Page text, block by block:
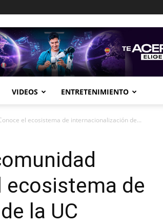
VIDEOS ENTRETENIMIENTO
el ecosistema de internacionalización de...
ecosistema de
la UC